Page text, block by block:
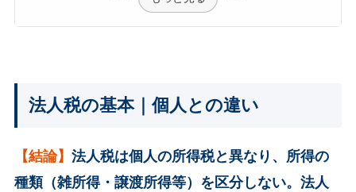
法人税の基本｜個人との違い
【結論】 法人税は個人の所得税と異なり、所得の
種類（雑所得・譲渡所得等）を区分しない。法人